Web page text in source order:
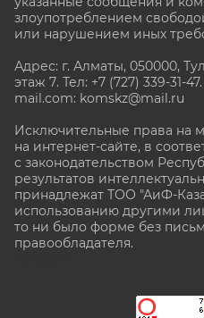
злоупотреблением
или нарушением иных
Адрес: г. Алматы, 050000,
этаж 7. Тел: +7 (727) 339-31-
mail.com: komskz@mail.ru
Исключительные права на
на интернет-сайте, в
с законодательством
результатов
принадлежат ТОО "АиФ-
использованию другими
то ни было форме без
правообладателя.